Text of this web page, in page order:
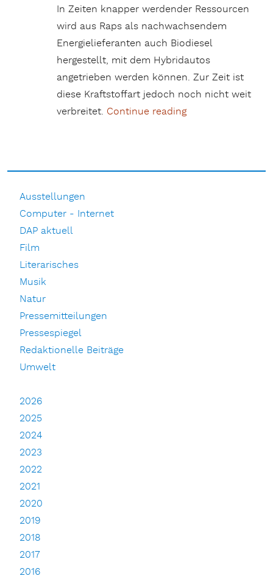
In Zeiten knapper werdender Ressourcen
wird aus Raps als nachwachsendem
Energielieferanten auch Biodiesel
hergestellt, mit dem Hybridautos
angetrieben werden können. Zur Zeit ist
diese Kraftstoffart jedoch noch nicht weit
verbreitet. Continue reading„Ein Tisch im
Ausstellungen
Computer - Internet
DAP aktuell
Film
Literarisches
Musik
Natur
Pressemitteilungen
Pressespiegel
Redaktionelle Beiträge
Umwelt
2026
2025
2024
2023
2022
2021
2020
2019
2018
2017
2016